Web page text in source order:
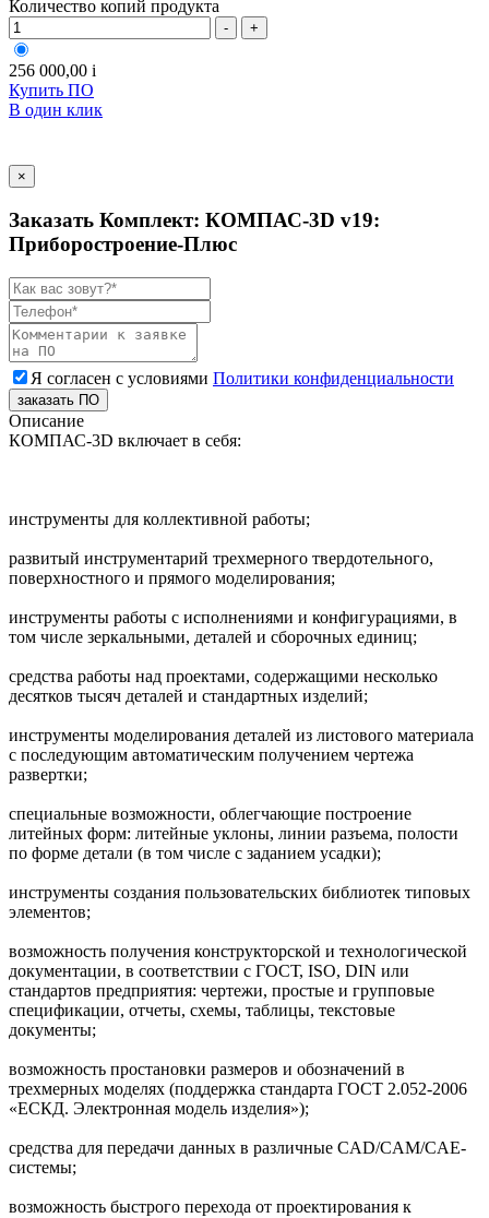
Количество копий продукта
- +
256 000,00 i
Купить ПО
В один клик
×
Заказать Комплект: КОМПАС-3D v19:
Приборостроение-Плюс
Я согласен с условиями Политики конфиденциальности
заказать ПО
Описание
КОМПАС-3D включает в себя:
инструменты для коллективной работы;
развитый инструментарий трехмерного твердотельного,
поверхностного и прямого моделирования;
инструменты работы с исполнениями и конфигурациями, в
том числе зеркальными, деталей и сборочных единиц;
средства работы над проектами, содержащими несколько
десятков тысяч деталей и стандартных изделий;
инструменты моделирования деталей из листового материала
с последующим автоматическим получением чертежа
развертки;
специальные возможности, облегчающие построение
литейных форм: литейные уклоны, линии разъема, полости
по форме детали (в том числе с заданием усадки);
инструменты создания пользовательских библиотек типовых
элементов;
возможность получения конструкторской и технологической
документации, в соответствии с ГОСТ, ISO, DIN или
стандартов предприятия: чертежи, простые и групповые
спецификации, отчеты, схемы, таблицы, текстовые
документы;
возможность простановки размеров и обозначений в
трехмерных моделях (поддержка стандарта ГОСТ 2.052-2006
«ЕСКД. Электронная модель изделия»);
средства для передачи данных в различные CAD/CAM/CAE-
системы;
возможность быстрого перехода от проектирования к